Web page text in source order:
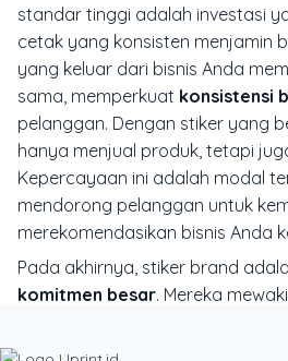
standar tinggi adalah investasi
cetak yang konsisten menjamin
yang keluar dari bisnis Anda
sama, memperkuat konsistensi
pelanggan. Dengan stiker yang
hanya menjual produk, tetapi
Kepercayaan ini adalah modal
mendorong pelanggan untuk
merekomendasikan bisnis Anda
Pada akhirnya, stiker brand
komitmen besar. Mereka
pengalaman terbaik kepada